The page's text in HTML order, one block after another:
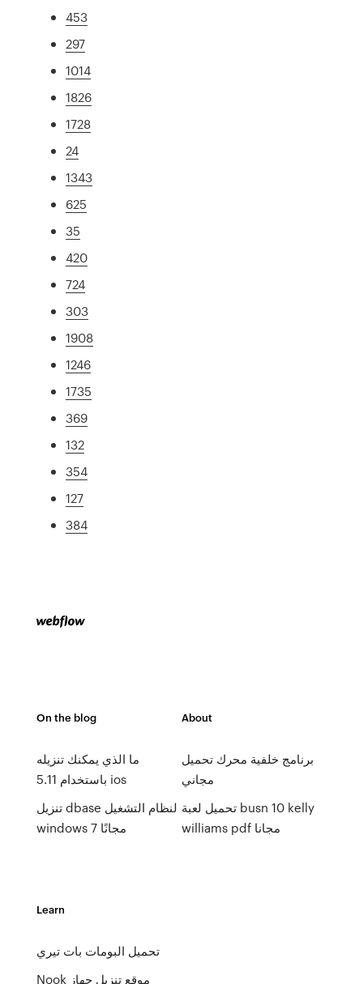
453
297
1014
1826
1728
24
1343
625
35
420
724
303
1908
1246
1735
369
132
354
127
384
On the blog
ما الذي يمكنك تنزيله
باستخدام 5.11 ios
تنزيل dbase لنظام التشغيل
windows 7 مجانًا
About
برنامج خلفية محرك تحميل
مجاني
تحميل لعبة busn 10 kelly
williams pdf مجانا
Learn
تحميل البومات بات تيري
Nook موقع تنزيل جهاز